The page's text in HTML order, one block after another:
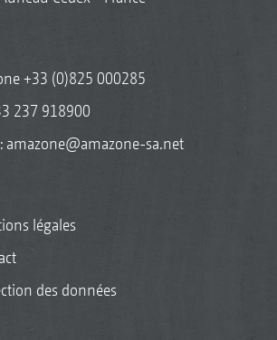
+33 (0)825 000285
237 918900
amazone@amazone-sa.net
légales
des données